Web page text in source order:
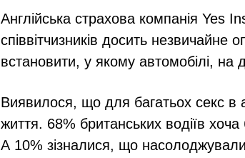
Англійська страхова компанія Yes
співвітчизників досить
встановити, у якому автомобілі,
Виявилося, що для багатьох секс в
життя. 68% британських водіїв
А 10% зізналися, що